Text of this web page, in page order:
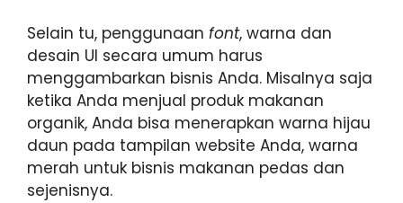
Selain tu, penggunaan font, warna dan
desain UI secara umum harus
menggambarkan bisnis Anda. Misalnya saja
ketika Anda menjual produk makanan
organik, Anda bisa menerapkan warna hijau
daun pada tampilan website Anda, warna
merah untuk bisnis makanan pedas dan
sejenisnya.